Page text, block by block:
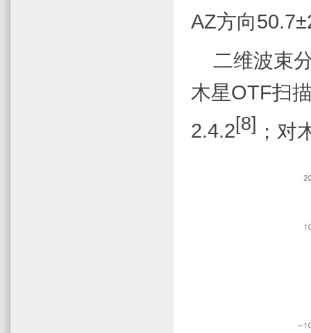
AZ方向
二维波束
木星OTF扫
2.4.2[8] ；对